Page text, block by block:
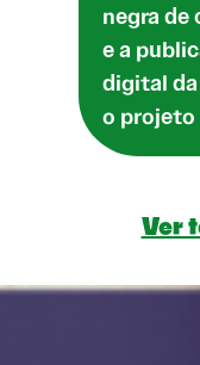
negra
e a
digital
o projeto
Ver